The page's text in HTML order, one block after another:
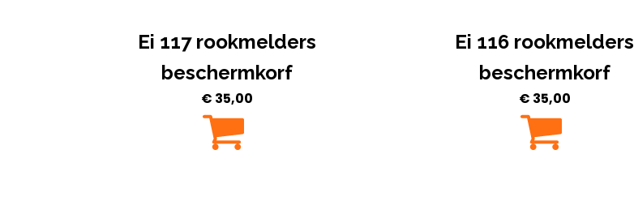
Ei 117 rookmelders
beschermkorf
€ 35,00
Ei 116 rookmelders
beschermkorf
€ 35,00